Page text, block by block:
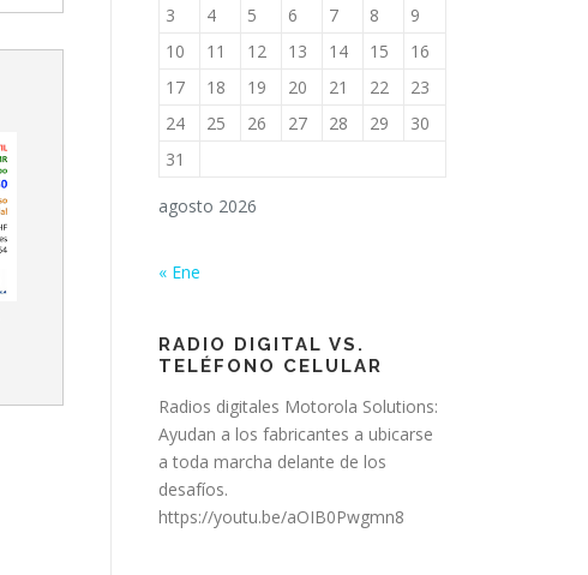
agosto 2026
3
4 5 6 7 8
9
10
11 12 13 14 15
16
17
18 19 20 21 22
23
24
25 26 27 28 29
30
31
« Ene
RADIO DIGITAL VS.
TELÉFONO CELULAR
Radios digitales Motorola Solutions:
Ayudan a los fabricantes a ubicarse
a toda marcha delante de los
desafíos.
https://youtu.be/aOIB0Pwgmn8